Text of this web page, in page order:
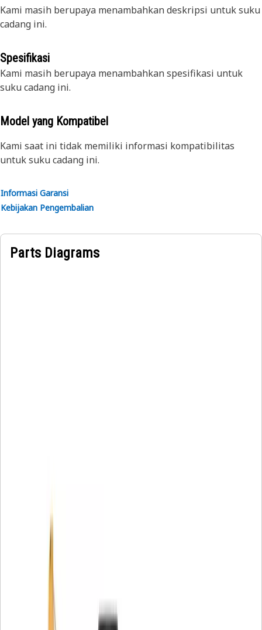
Kami masih berupaya menambahkan deskripsi untuk suku
cadang ini.
Spesifikasi
Kami masih berupaya menambahkan spesifikasi untuk
suku cadang ini.
Model yang Kompatibel
Kami saat ini tidak memiliki informasi kompatibilitas
untuk suku cadang ini.
Informasi Garansi
Kebijakan Pengembalian
Parts Diagrams